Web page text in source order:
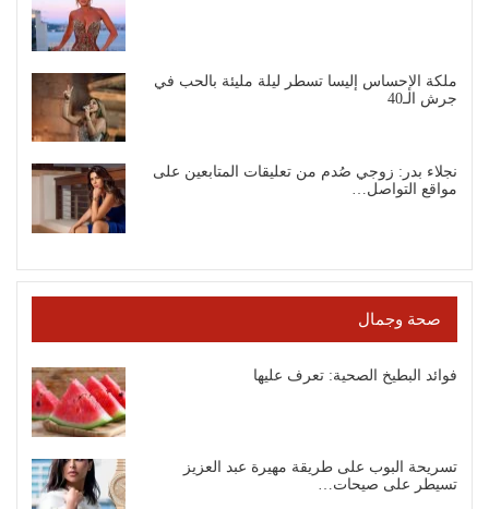
ملكة الإحساس إليسا تسطر ليلة مليئة بالحب في
جرش الـ40
نجلاء بدر: زوجي صُدم من تعليقات المتابعين على
مواقع التواصل…
صحة وجمال
فوائد البطيخ الصحية: تعرف عليها
تسريحة البوب على طريقة مهيرة عبد العزيز
تسيطر على صيحات…